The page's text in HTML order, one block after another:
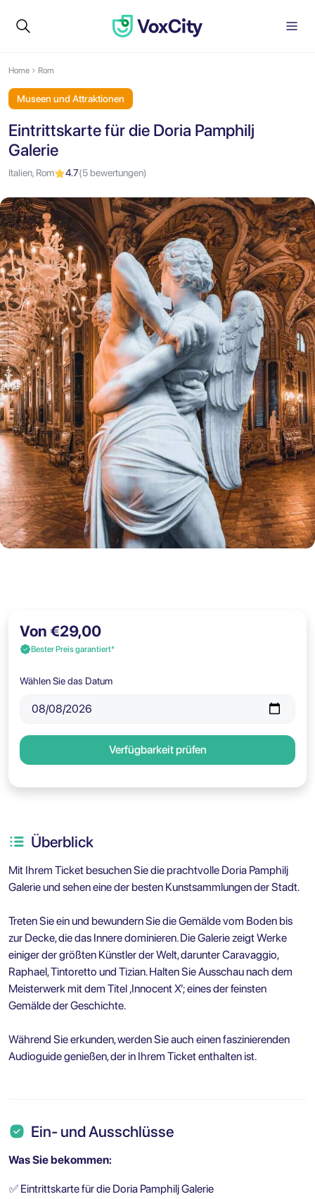
Home Rom
Museen und Attraktionen
Eintrittskarte für die Doria Pamphilj
Galerie
Italien, Rom 4.7(5 bewertungen)
Von €29,00
Bester Preis garantiert*
Wählen Sie das Datum
Verfügbarkeit prüfen
Überblick
Mit Ihrem Ticket besuchen Sie die prachtvolle Doria Pamphilj
Galerie und sehen eine der besten Kunstsammlungen der Stadt.
Treten Sie ein und bewundern Sie die Gemälde vom Boden bis
zur Decke, die das Innere dominieren. Die Galerie zeigt Werke
einiger der größten Künstler der Welt, darunter Caravaggio,
Raphael, Tintoretto und Tizian. Halten Sie Ausschau nach dem
Meisterwerk mit dem Titel ‚Innocent X‘; eines der feinsten
Gemälde der Geschichte.
Während Sie erkunden, werden Sie auch einen faszinierenden
Audioguide genießen, der in Ihrem Ticket enthalten ist.
Ein- und Ausschlüsse
Was Sie bekommen:
✅ Eintrittskarte für die Doria Pamphilj Galerie